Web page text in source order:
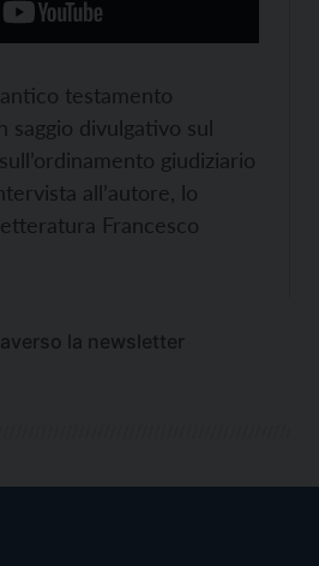
testamento
saggio divulgativo sul
giudiziario
all’autore, lo
Francesco
la newsletter